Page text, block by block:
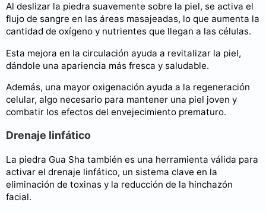
Al deslizar la piedra suavemente sobre la piel, se activa el
flujo de sangre en las áreas masajeadas, lo que aumenta la
cantidad de oxígeno y nutrientes que llegan a las células.
Esta mejora en la circulación ayuda a revitalizar la piel,
dándole una apariencia más fresca y saludable.
Además, una mayor oxigenación ayuda a la regeneración
celular, algo necesario para mantener una piel joven y
combatir los efectos del envejecimiento prematuro.
Drenaje linfático
La piedra Gua Sha también es una herramienta válida para
activar el drenaje linfático, un sistema clave en la
eliminación de toxinas y la reducción de la hinchazón
facial.